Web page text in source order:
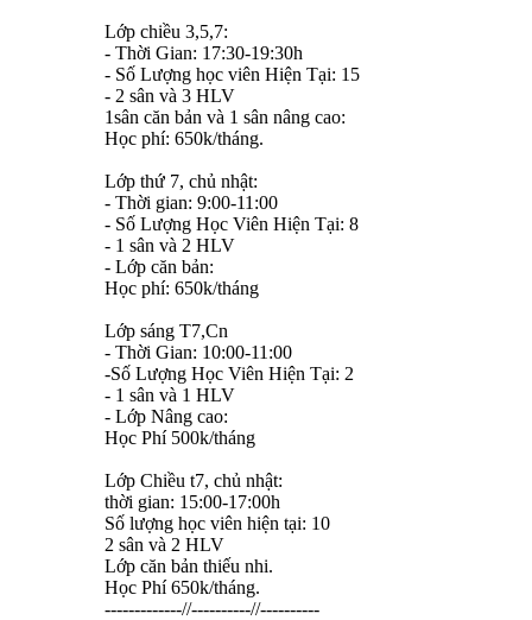
Lớp chiều 3,5,7:
- Thời Gian: 17:30-19:30h
- Số Lượng học viên Hiện Tại: 15
- 2 sân và 3 HLV
1sân căn bản và 1 sân nâng cao:
Học phí: 650k/tháng.
Lớp thứ 7, chủ nhật:
- Thời gian: 9:00-11:00
- Số Lượng Học Viên Hiện Tại: 8
- 1 sân và 2 HLV
- Lớp căn bản:
Học phí: 650k/tháng
Lớp sáng T7,Cn
- Thời Gian: 10:00-11:00
-Số Lượng Học Viên Hiện Tại: 2
- 1 sân và 1 HLV
- Lớp Nâng cao:
Học Phí 500k/tháng
Lớp Chiều t7, chủ nhật:
thời gian: 15:00-17:00h
Số lượng học viên hiện tại: 10
2 sân và 2 HLV
Lớp căn bản thiếu nhi.
Học Phí 650k/tháng.
-------------//----------//----------